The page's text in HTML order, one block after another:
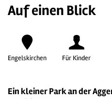
Auf einen Blick
Engelskirchen Für Kinder
Ein kleiner Park an der